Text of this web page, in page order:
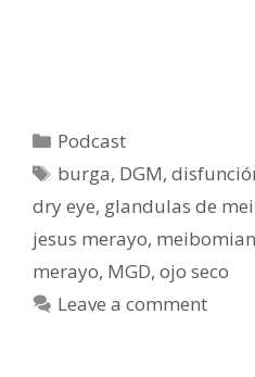
Categories
Podcast
Tags
burga, DGM,
dry eye, glandulas de
jesus merayo,
merayo, MGD, ojo seco
Leave a comment